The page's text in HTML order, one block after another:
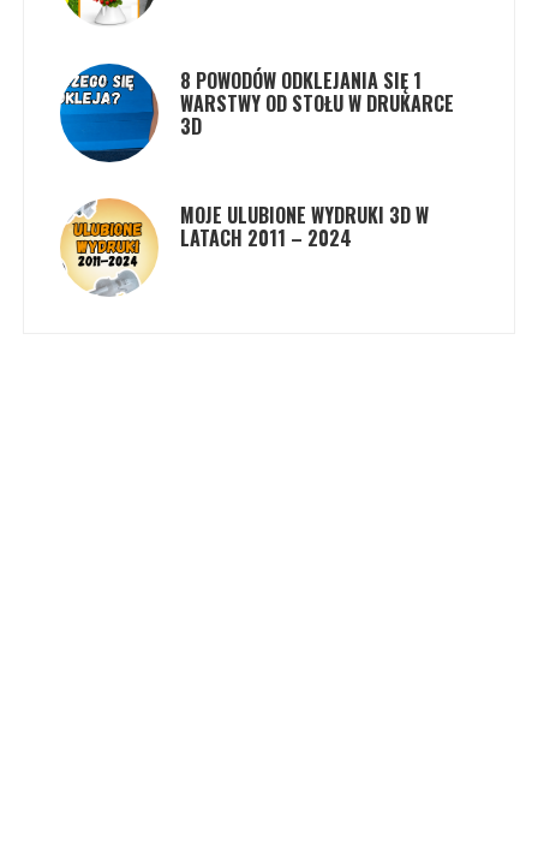
8 POWODÓW ODKLEJANIA SIĘ 1
WARSTWY OD STOŁU W DRUKARCE
3D
MOJE ULUBIONE WYDRUKI 3D W
LATACH 2011 – 2024